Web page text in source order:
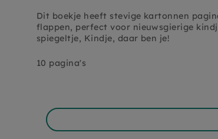
Dit boekje heeft stevige kartonnen
flappen, perfect voor nieuwsgierige
spiegeltje, Kindje, daar ben je!
10 pagina's